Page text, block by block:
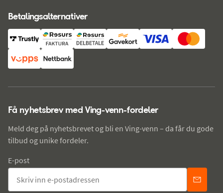
Betalingsalternativer
Få nyhetsbrev med Ving-venn-fordeler
Meld deg på nyhetsbrevet og bli en Ving-venn – da får du gode
tilbud og unike fordeler.
E-post